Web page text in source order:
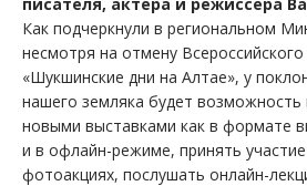
Как подчеркнули в региональном
несмотря на отмену
«Шукшинские дни на Алтае», у
нашего земляка будет возможность
новыми выставками как в формате
и в офлайн-режиме, принять
фотоакциях, послушать онлайн-